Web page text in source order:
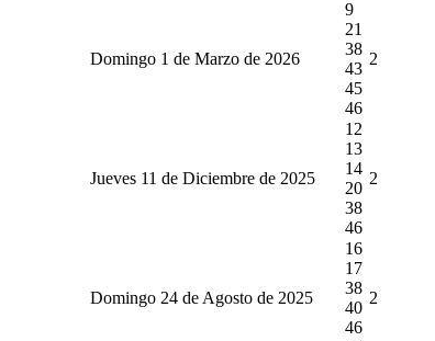
Domingo 1 de Marzo de 2026
9
21
38
43
45
46
2
Jueves 11 de Diciembre de 2025
12
13
14
20
38
46
2
Domingo 24 de Agosto de 2025
16
17
38
40
46
2